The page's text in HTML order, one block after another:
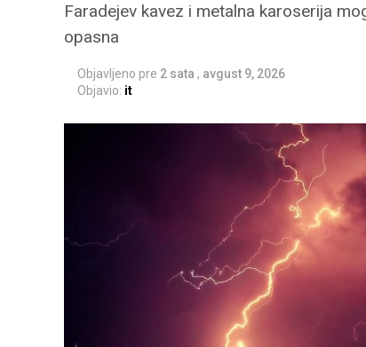
Faradejev kavez i metalna karoserija
opasna
Objavljeno pre 2 sata , avgust 9, 2026
Objavio: it